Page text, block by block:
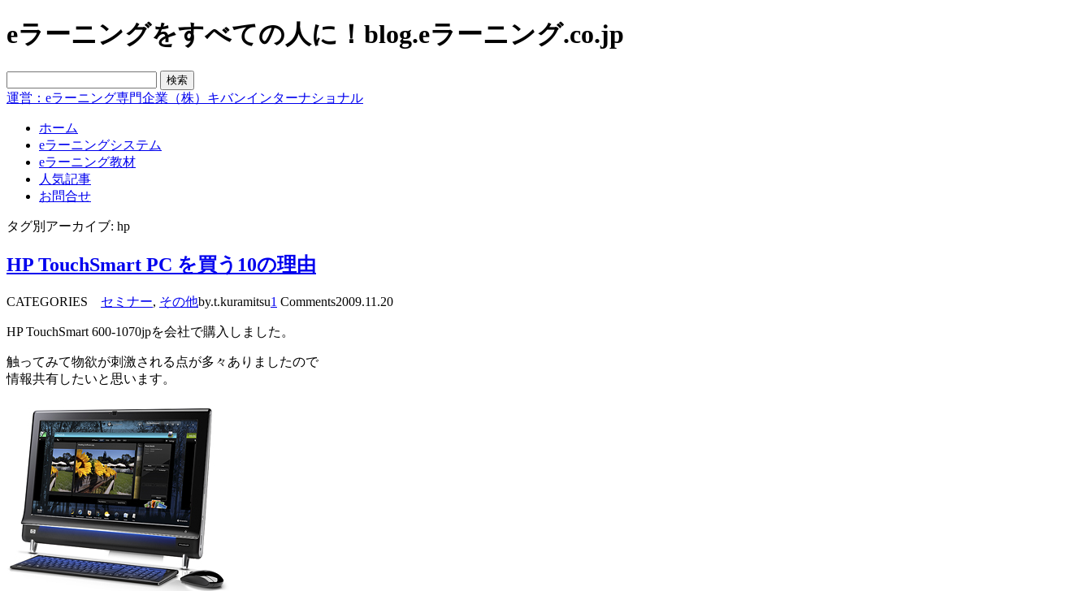
eラーニングをすべての人に！blog.eラーニング.co.jp
運営：eラーニング専門企業（株）キバンインターナショナル
ホーム
eラーニングシステム
eラーニング教材
人気記事
お問合せ
タグ別アーカイブ: hp
HP TouchSmart PC を買う10の理由
CATEGORIES セミナー, その他by.t.kuramitsu1 Comments2009.11.20
HP TouchSmart 600-1070jpを会社で購入しました。
触ってみて物欲が刺激される点が多々ありましたので
情報共有したいと思います。